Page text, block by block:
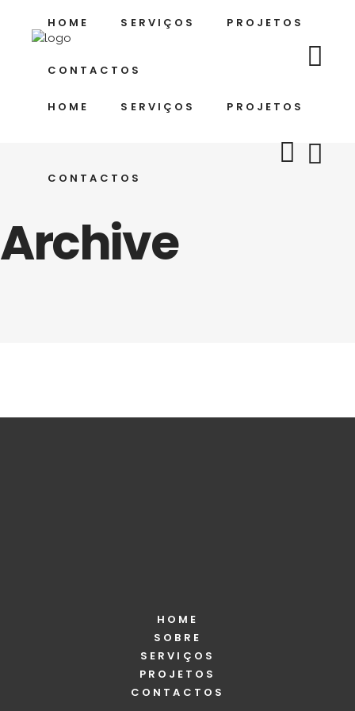
HOME SERVIÇOS PROJETOS
CONTACTOS
HOME SERVIÇOS PROJETOS
CONTACTOS
Archive
Lodo
HOME
SOBRE
SERVIÇOS
PROJETOS
CONTACTOS